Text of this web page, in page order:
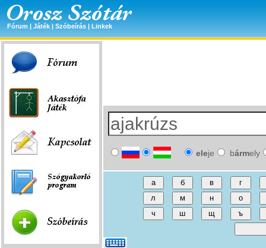
Fórum | Játék | Szóbeírás | Linkek
eleje bármely